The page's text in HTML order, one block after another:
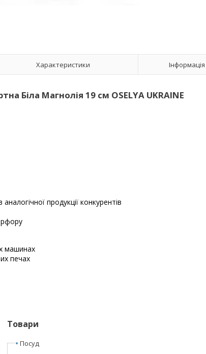
Характеристики
Біла Магнолія 19 см OSELYA UKRAINE
продукції конкурентів
машинах
печах
Товари
Посуд